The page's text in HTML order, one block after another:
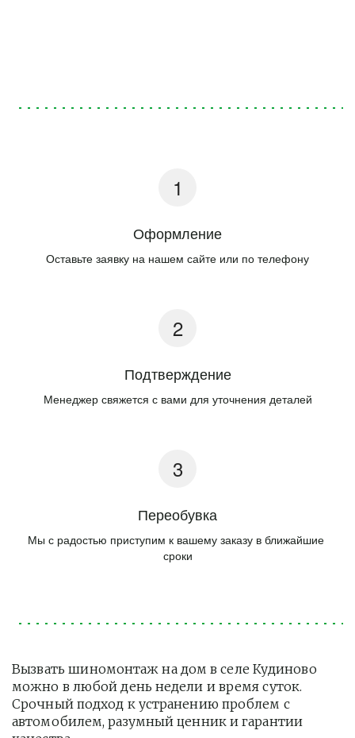
Оформление
Оставьте заявку на нашем сайте или по телефону
Подтверждение
Менеджер свяжется с вами для уточнения деталей
Переобувка
Мы с радостью приступим к вашему заказу в ближайшие
сроки
Вызвать шиномонтаж на дом в селе Кудиново
можно в любой день недели и время суток.
Срочный подход к устранению проблем с
автомобилем, разумный ценник и гарантии